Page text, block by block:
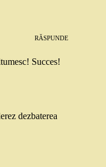
RĂSPUNDE
Succes!
dezbaterea